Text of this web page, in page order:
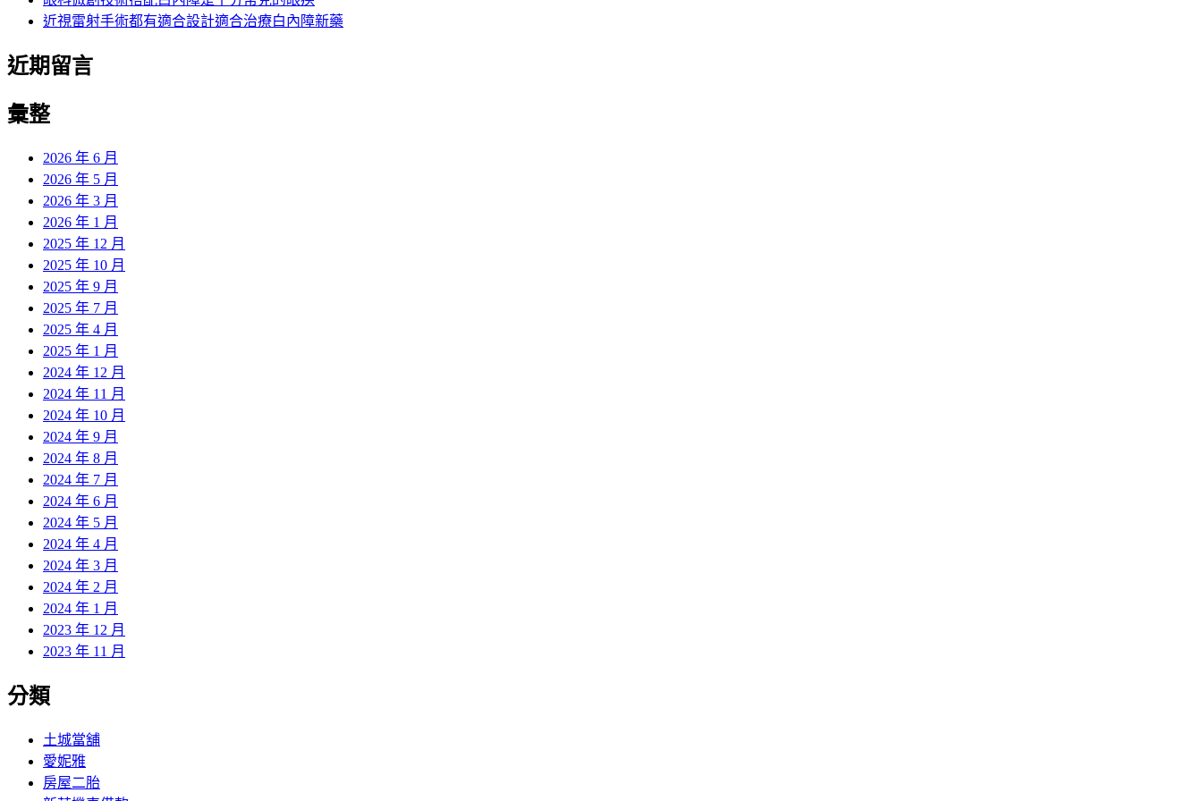
近視雷射手術都有適合設計適合治療白內障新藥
近期留言
彙整
2026 年 6 月
2026 年 5 月
2026 年 3 月
2026 年 1 月
2025 年 12 月
2025 年 10 月
2025 年 9 月
2025 年 7 月
2025 年 4 月
2025 年 1 月
2024 年 12 月
2024 年 11 月
2024 年 10 月
2024 年 9 月
2024 年 8 月
2024 年 7 月
2024 年 6 月
2024 年 5 月
2024 年 4 月
2024 年 3 月
2024 年 2 月
2024 年 1 月
2023 年 12 月
2023 年 11 月
分類
土城當舖
愛妮雅
房屋二胎